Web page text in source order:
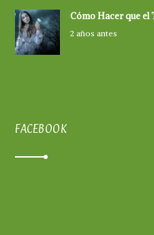
Cómo Hacer que el
2 años antes
FACEBOOK